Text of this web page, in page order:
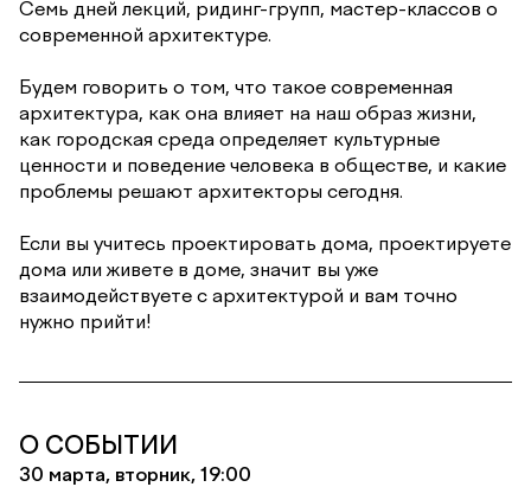
Семь дней лекций, ридинг-групп, мастер-классов о
современной архитектуре.
Будем говорить о том, что такое современная
архитектура, как она влияет на наш образ жизни,
как городская среда определяет культурные
ценности и поведение человека в обществе, и какие
проблемы решают архитекторы сегодня.
Если вы учитесь проектировать дома, проектируете
дома или живете в доме, значит вы уже
взаимодействуете с архитектурой и вам точно
нужно прийти!
О СОБЫТИИ
30 марта, вторник, 19:00